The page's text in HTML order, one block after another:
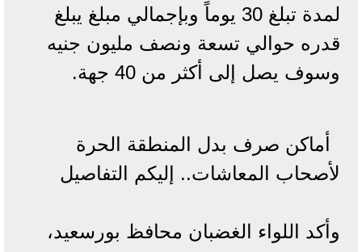
لمدة تبلغ 30 يوماً وبإجمالي مبلغ يبلغ
قدره حوالي تسعة ونصف مليون جنيه
وسوف يصل إلى أكثر من 40 جهة.
أماكن صرف بدل المنطقة الحرة
لأصحاب المعاشات.. إليكم التفاصيل
وأكد اللواء الغضبان محافظ بورسعيد،